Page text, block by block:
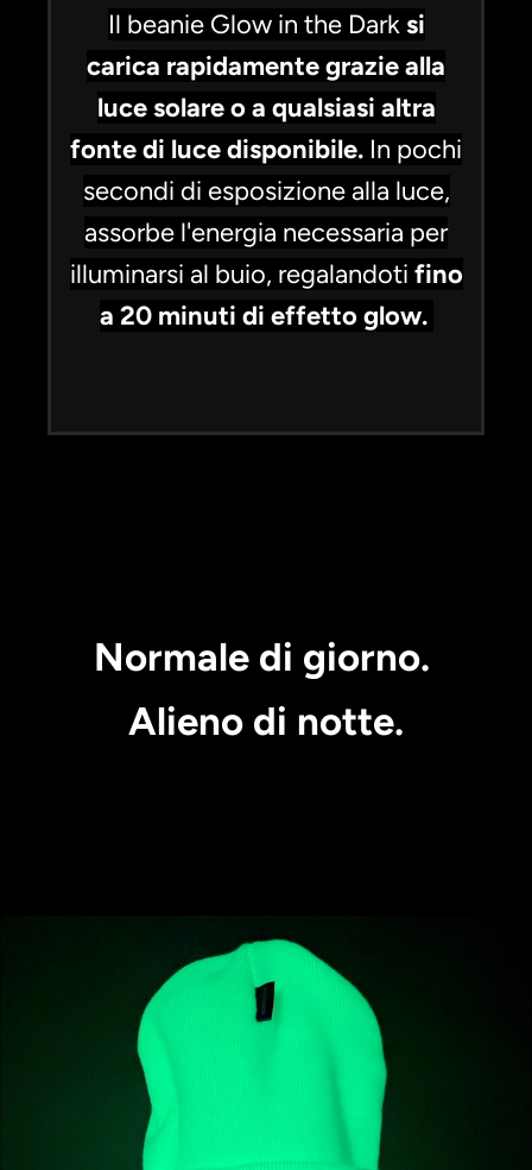
Il beanie Glow in the Darksi
carica rapidamente grazie alla
luce solare o a qualsiasi altra
fonte di luce disponibile. In pochi
secondi di esposizione alla luce,
assorbe l'energia necessaria per
illuminarsi al buio, regalandoti fino
a 20 minuti di effetto glow.
Normale di giorno.
Alieno di notte.